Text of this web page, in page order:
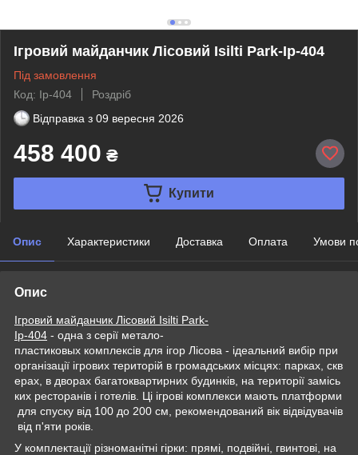
Ігровий майданчик Лісовий Isilti Park-Iр-404
Під замовлення
Код: Ip-404
Роздріб
Відправка з 09 вересня 2026
458 400 ₴
Купити
Опис Характеристики Доставка Оплата Умови
Опис
Ігровий майданчик Лісовий Isilti Park-
Iр-404 - одна з серії метало-
пластиковых комплексів для ігор Лісова - ідеальний вибір при
організації ігрових територій в громадських місцях: парках, скв
ерах, в дворах багатоквартирних будинків, на території замісь
ких ресторанів і готелів. Ці ігрові комплекси мають платформи
для спуску від 100 до 200 см, рекомендований вік відвідувачів
від п'яти років.
У комплектації різноманітні гірки: прямі, подвійні, гвинтові, на